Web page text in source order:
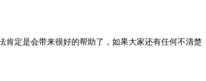
肯定是会带来很好的帮助了，如果大家还有任何不清楚